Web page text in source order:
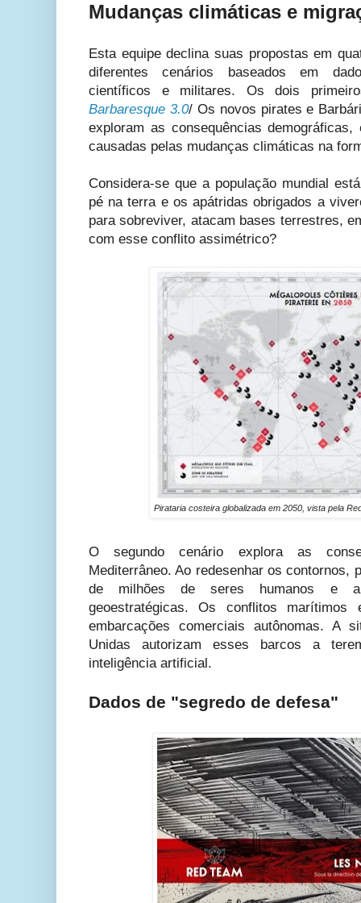
Mudanças climáticas e
Esta equipe declina suas propostas em
diferentes cenários baseados em
científicos e militares. Os dois
Barbaresque 3.0/ Os novos pirates e
exploram as consequências
causadas pelas mudanças climáticas na
Considera-se que a população mundial
pé na terra e os apátridas obrigados a
para sobreviver, atacam bases terrestres,
com esse conflito assimétrico?
Pirataria costeira globalizada em 2050, vista pela
O segundo cenário explora as
Mediterrâneo. Ao redesenhar os contornos,
de milhões de seres humanos e a
geoestratégicas. Os conflitos marítimos
embarcações comerciais autônomas. A
Unidas autorizam esses barcos a
inteligência artificial.
Dados de "segredo de defesa"